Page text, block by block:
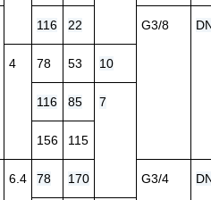
116 22 G3/8
4 78 53 10
116 85 7
156 115
6.4 78 170 G3/4